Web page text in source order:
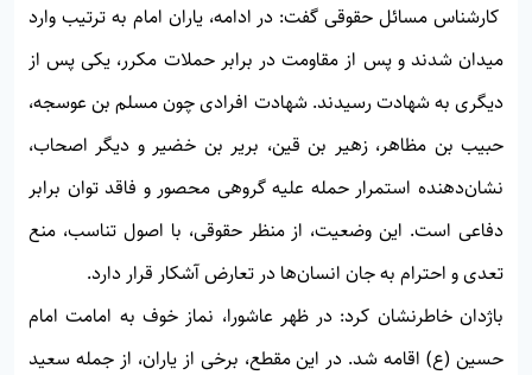
کارشناس مسائل حقوقی گفت: در ادامه، یاران امام به ترتیب وارد
میدان شدند و پس از مقاومت در برابر حملات مکرر، یکی پس از
دیگری به شهادت رسیدند. شهادت افرادی چون مسلم بن عوسجه،
حبیب بن مظاهر، زهیر بن قین، بریر بن خضیر و دیگر اصحاب،
نشان‌دهنده استمرار حمله علیه گروهی محصور و فاقد توان برابر
دفاعی است. این وضعیت، از منظر حقوقی، با اصول تناسب، منع
تعدی و احترام به جان انسان‌ها در تعارض آشکار قرار دارد.
باژدان خاطرنشان کرد: در ظهر عاشورا، نماز خوف به امامت امام
حسین (ع) اقامه شد. در این مقطع، برخی از یاران، از جمله سعید